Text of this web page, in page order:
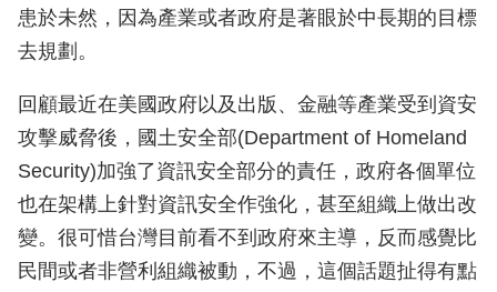
患於未然，因為產業或者政府是著眼於中長期的目標
去規劃。
回顧最近在美國政府以及出版、金融等產業受到資安
攻擊威脅後，國土安全部(Department of Homeland
Security)加強了資訊安全部分的責任，政府各個單位
也在架構上針對資訊安全作強化，甚至組織上做出改
變。很可惜台灣目前看不到政府來主導，反而感覺比
民間或者非營利組織被動，不過，這個話題扯得有點